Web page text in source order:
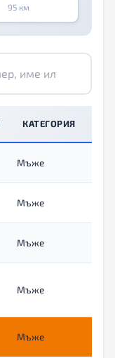
95 км
КАТЕГОРИЯ
Мъже
Мъже
Мъже
Мъже
Мъже